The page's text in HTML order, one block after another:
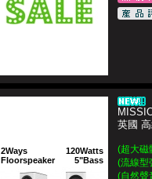
2Ways
Floorspeaker
120Watts
5"Bass
英國
(超大磁
(流線型
(自然聲